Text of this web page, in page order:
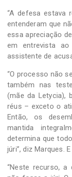
“A defesa estava
entenderam que
essa apreciação
em entrevista ao
assistente de
“O processo não
também nas
(mãe da Letycia),
réus – exceto o
Então, os
mantida
determina que
júri”, diz Marques.
“Neste recurso,